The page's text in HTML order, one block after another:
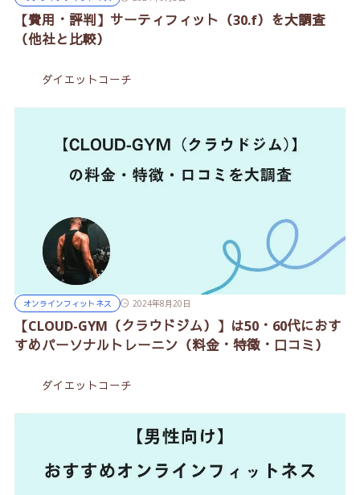
【費用・評判】サーティフィット（30.f）を大調査
（他社と比較）
ダイエットコーチ
オンラインフィットネス 2024年8月20日
【CLOUD-GYM（クラウドジム）】は50・60代におす
すめパーソナルトレーニン（料金・特徴・口コミ）
ダイエットコーチ